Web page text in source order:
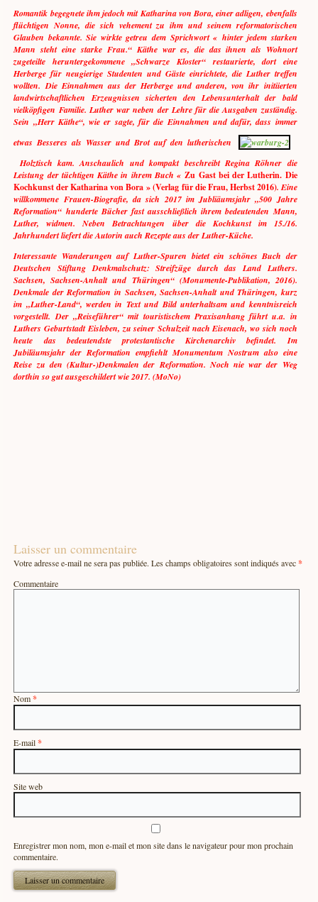
Romantik begegnete ihm jedoch mit Katharina von Bora, einer adligen, ebenfalls
flüchtigen Nonne, die sich vehement zu ihm und seinem reformatorischen
Glauben bekannte. Sie wirkte getreu dem Sprichwort « hinter jedem starken
Mann steht eine starke Frau.“ Käthe war es, die das ihnen als Wohnort
zugeteilte heruntergekommene „Schwarze Kloster“ restaurierte, dort eine
Herberge für neugierige Studenten und Gäste einrichtete, die Luther treffen
wollten. Die Einnahmen aus der Herberge und anderen, von ihr initiierten
landwirtschaftlichen Erzeugnissen sicherten den Lebensunterhalt der bald
vielköpfigen Familie. Luther war neben der Lehre für die Ausgaben zuständig.
Sein „Herr Käthe“, wie er sagte, für die Einnahmen und dafür, dass immer
etwas Besseres als Wasser und Brot auf den lutherischen
Holztisch kam. Anschaulich und kompakt beschreibt Regina Röhner die
Leistung der tüchtigen Käthe in ihrem Buch «Zu Gast bei der Lutherin. Die
Kochkunst der Katharina von Bora » (Verlag für die Frau, Herbst 2016). Eine
willkommene Frauen-Biografie, da sich 2017 im Jubliäumsjahr „500 Jahre
Reformation“ hunderte Bücher fast ausschließlich ihrem bedeutenden Mann,
Luther, widmen. Neben Betrachtungen über die Kochkunst im 15./16.
Jahrhundert liefert die Autorin auch Rezepte aus der Luther-Küche.
Interessante Wanderungen auf Luther-Spuren bietet ein schönes Buch der
Deutschen Stiftung Denkmalschutz: Streifzüge durch das Land Luthers.
Sachsen, Sachsen-Anhalt und Thüringen“ (Monumente-Publikation, 2016).
Denkmale der Reformation in Sachsen, Sachsen-Anhalt und Thüringen, kurz
im „Luther-Land“, werden in Text und Bild unterhaltsam und kenntnisreich
vorgestellt. Der „Reiseführer“ mit touristischem Praxisanhang führt u.a. in
Luthers Geburtstadt Eisleben, zu seiner Schulzeit nach Eisenach, wo sich noch
heute das bedeutendste protestantische Kirchenarchiv befindet. Im
Jubiläumsjahr der Reformation empfiehlt Monumentum Nostrum also eine
Reise zu den (Kultur-)Denkmalen der Reformation. Noch nie war der Weg
dorthin so gut ausgeschildert wie 2017. (MoNo)
Laisser un commentaire
Votre adresse e-mail ne sera pas publiée. Les champs obligatoires sont indiqués avec*
Commentaire
Nom*
E-mail*
Site web
Enregistrer mon nom, mon e-mail et mon site dans le navigateur pour mon prochain
commentaire.